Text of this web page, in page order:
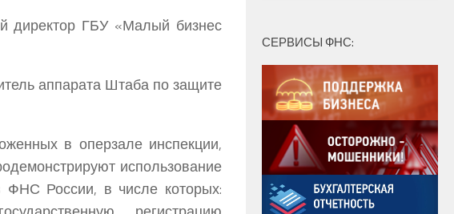
директор ГБУ «Малый бизнес
аппарата Штаба по защите
в оперзале инспекции,
использование
ФНС России, в числе которых:
СЕРВИСЫ ФНС: